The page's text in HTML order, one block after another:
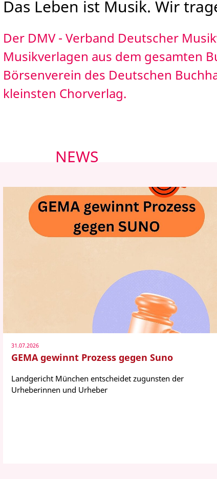
PRESSE
Das Leben ist Musik. Wir
Der DMV - Verband Deutscher
Musikverlagen aus dem gesamten
Börsenverein des Deutschen
kleinsten Chorverlag.
NEWS
31.07.2026
GEMA gewinnt Prozess gegen Suno
Landgericht München entscheidet zugunsten der
Urheberinnen und Urheber